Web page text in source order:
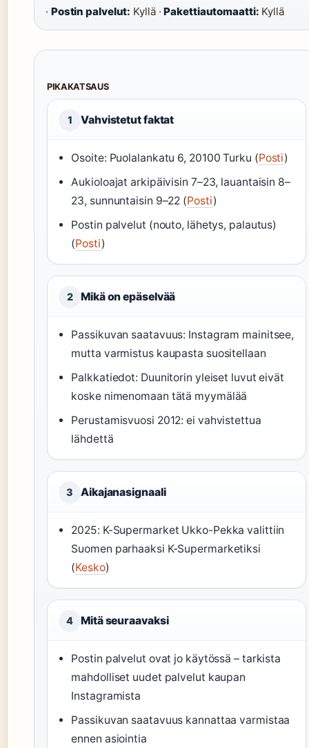
· Postin palvelut: Kyllä ·Pakettiautomaatti: Kyllä
PIKAKATSAUS
1 Vahvistetut faktat
Osoite: Puolalankatu 6, 20100 Turku (Posti)
Aukioloajat arkipäivisin 7–23, lauantaisin 8–
23, sunnuntaisin 9–22 (Posti)
Postin palvelut (nouto, lähetys, palautus)
(Posti)
2 Mikä on epäselvää
Passikuvan saatavuus: Instagram mainitsee,
mutta varmistus kaupasta suositellaan
Palkkatiedot: Duunitorin yleiset luvut eivät
koske nimenomaan tätä myymälää
Perustamisvuosi 2012: ei vahvistettua
lähdettä
3 Aikajanasignaali
2025: K-Supermarket Ukko-Pekka valittiin
Suomen parhaaksi K-Supermarketiksi
(Kesko)
4 Mitä seuraavaksi
Postin palvelut ovat jo käytössä – tarkista
mahdolliset uudet palvelut kaupan
Instagramista
Passikuvan saatavuus kannattaa varmistaa
ennen asiointia